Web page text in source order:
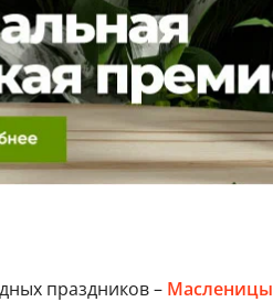
праздников – Масленицы